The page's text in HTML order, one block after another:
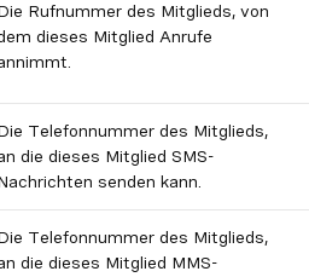
Rufnummer des Mitglieds, von
dieses Mitglied Anrufe
Telefonnummer des Mitglieds,
die dieses Mitglied SMS-
senden kann.
Telefonnummer des Mitglieds,
die dieses Mitglied MMS-